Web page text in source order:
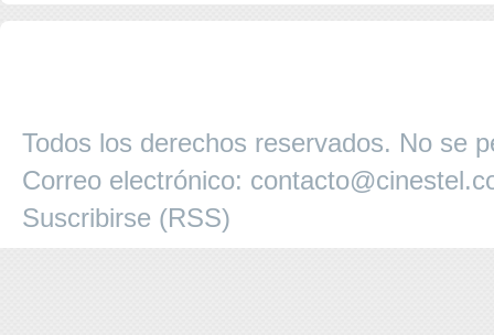
Todos los derechos reservados. No se
Correo electrónico:
Suscribirse (RSS)